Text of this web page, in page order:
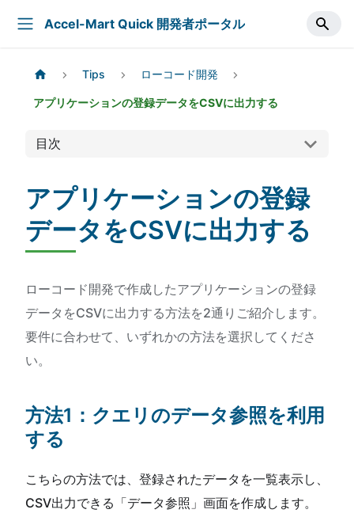
Accel-Mart Quick 開発者ポータル
Tips ローコード開発
アプリケーションの登録データをCSVに出力する
目次
アプリケーションの登録
データをCSVに出力する
ローコード開発で作成したアプリケーションの登録
データをCSVに出力する方法を2通りご紹介します。
要件に合わせて、いずれかの方法を選択してくださ
い。
方法1：クエリのデータ参照を利用
する
こちらの方法では、登録されたデータを一覧表示し、
CSV出力できる「データ参照」画面を作成します。